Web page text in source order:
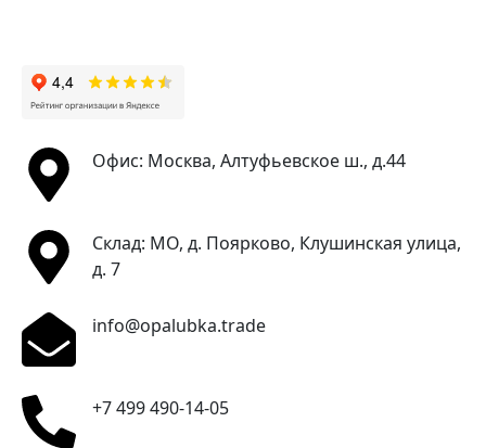
Офис: Москва, Алтуфьевское ш., д.44
Склад: МО, д. Поярково, Клушинская улица,
д. 7
info@opalubka.trade
+7 499 490-14-05